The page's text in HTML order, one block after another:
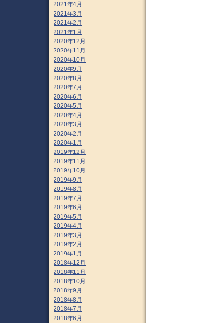
2021年4月
2021年3月
2021年2月
2021年1月
2020年12月
2020年11月
2020年10月
2020年9月
2020年8月
2020年7月
2020年6月
2020年5月
2020年4月
2020年3月
2020年2月
2020年1月
2019年12月
2019年11月
2019年10月
2019年9月
2019年8月
2019年7月
2019年6月
2019年5月
2019年4月
2019年3月
2019年2月
2019年1月
2018年12月
2018年11月
2018年10月
2018年9月
2018年8月
2018年7月
2018年6月